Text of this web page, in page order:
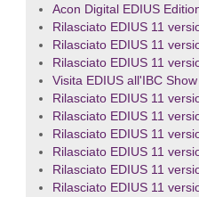
Acon Digital EDIUS
Rilasciato EDIUS 11
Rilasciato EDIUS 11
Rilasciato EDIUS 11
Visita EDIUS all'IBC
Rilasciato EDIUS 11
Rilasciato EDIUS 11
Rilasciato EDIUS 11
Rilasciato EDIUS 11
Rilasciato EDIUS 11
Rilasciato EDIUS 11